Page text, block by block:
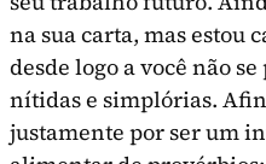
na sua carta, mas estou
desde logo a você não
níti­das e simplórias.
justamen­te por ser um